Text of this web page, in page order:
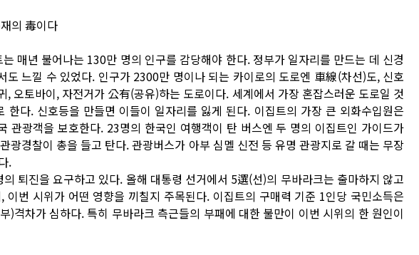
의 毒이다
매년 불어나는 130만 명의 인구를 감당해야 한다. 정부가 일자리를 만드는 데 신경
도 느낄 수 있었다. 인구가 2300만 명이나 되는 카이로의 도로엔 車線(차선)도, 신호
오토바이, 자전거가 公有(공유)하는 도로이다. 세계에서 가장 혼잡스러운 도로일 것
한다. 신호등을 만들면 이들이 일자리를 잃게 된다. 이집트의 가장 큰 외화수입원은
관광객을 보호한다. 23명의 한국인 여행객이 탄 버스엔 두 명의 이집트인 가이드가
광경찰이 총을 들고 탄다. 관광버스가 아부 심멜 신전 등 유명 관광지로 갈 때는 무장
.
퇴진을 요구하고 있다. 올해 대통령 선거에서 5選(선)의 무바라크는 출마하지 않고
이번 시위가 어떤 영향을 끼칠지 주목된다. 이집트의 구매력 기준 1인당 국민소득은
)격차가 심하다. 특히 무바라크 측근들의 부패에 대한 불만이 이번 시위의 한 원인이